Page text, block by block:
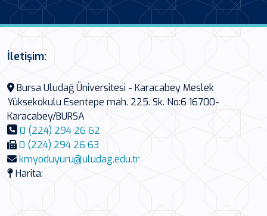
İletişim:
Bursa Uludağ Üniversitesi - Karacabey Meslek
Yüksekokulu Esentepe mah. 225. Sk. No:6 16700-
Karacabey/BURSA
0 (224) 294 26 62
0 (224) 294 26 63
kmyoduyuru@uludag.edu.tr
Harita: